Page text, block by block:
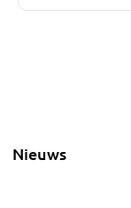
Nieuws